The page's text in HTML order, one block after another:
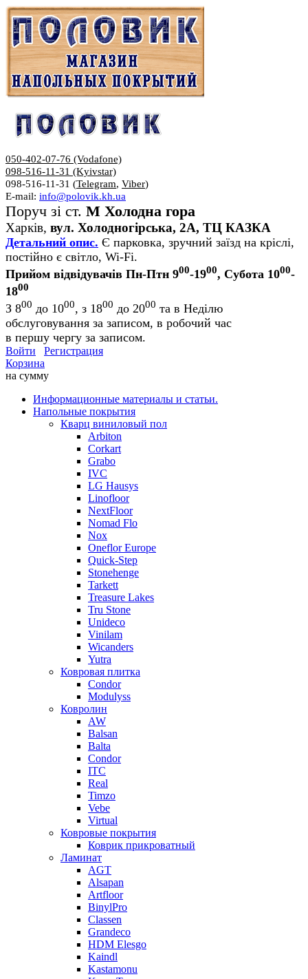
050-402-07-76 (Vodafone)
098-516-11-31 (Kyivstar)
098-516-11-31 (Telegram, Viber)
E-mail: info@polovik.kh.ua
Поруч зі ст. М Холодна гора
Харків, вул. Холодногірська, 2А, ТЦ КАЗКА
Детальний опис. Є парковка, зручний заїзд на кріслі,
постійно є світло, Wi-Fi.
Прийом відвідувачів Пн-Птн 900-1900, Субота 1000-
1800
З 800 до 1000, з 1800 до 2000 та в Неділю
обслуговування за записом, в робочий час
в першу чергу за записом.
Войти
Регистрация
Корзина
на сумму
Информационные материалы и статьи.
Напольные покрытия
Кварц виниловый пол
Arbiton
Corkart
Grabo
IVC
LG Hausys
Linofloor
NextFloor
Nomad Flo
Nox
Oneflor Europe
Quick-Step
Stonehenge
Tarkett
Treasure Lakes
Tru Stone
Unideco
Vinilam
Wicanders
Yutra
Ковровая плитка
Condor
Modulyss
Ковролин
AW
Balsan
Balta
Condor
ITC
Real
Timzo
Vebe
Virtual
Ковровые покрытия
Коврик прикроватный
Ламинат
AGT
Alsapan
Artfloor
BinylPro
Classen
Grandeco
HDM Elesgo
Kaindl
Kastamonu